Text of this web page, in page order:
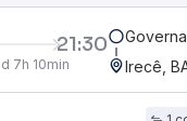
21:30
7h 10min
Irecê,